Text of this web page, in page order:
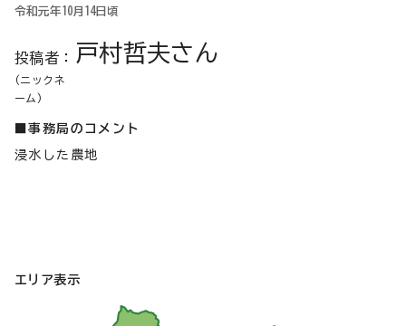
令和元年10月14日頃
投稿者： 戸村哲夫さん
(ニックネ
ーム)
■事務局のコメント
浸水した農地
エリア表示